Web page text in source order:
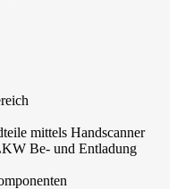
mittels Handscanner
Be- und Entladung